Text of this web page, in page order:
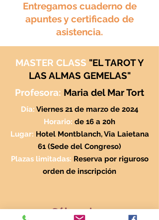
Entregamos cuaderno de
apuntes y certificado de
asistencia.
MASTER CLASS "EL TAROT Y
LAS ALMAS GEMELAS"
Profesora: Maria del Mar Tort
Día: Viernes 21 de marzo de 2024
Horario: de 16 a 20h
Lugar: Hotel Montblanch, Via Laietana
61 (Sede del Congreso)
Plazas limitadas: Reserva por riguroso
orden de inscripción
Sólo quiero